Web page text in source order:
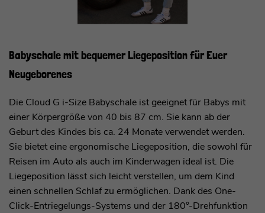
Babyschale mit bequemer Liegeposition für Euer
Neugeborenes
Die Cloud G i-Size Babyschale ist geeignet für Babys mit
einer Körpergröße von 40 bis 87 cm. Sie kann ab der
Geburt des Kindes bis ca. 24 Monate verwendet werden.
Sie bietet eine ergonomische Liegeposition, die sowohl für
Reisen im Auto als auch im Kinderwagen ideal ist. Die
Liegeposition lässt sich leicht verstellen, um dem Kind
einen schnellen Schlaf zu ermöglichen. Dank des One-
Click-Entriegelungs-Systems und der 180°-Drehfunktion